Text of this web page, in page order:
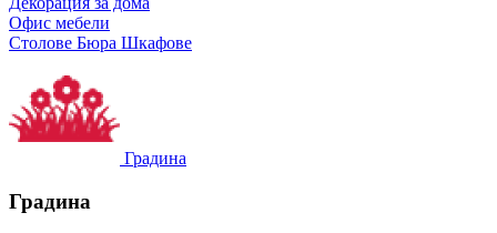
Офис мебели
Столове Бюра Шкафове
Градина
Градина